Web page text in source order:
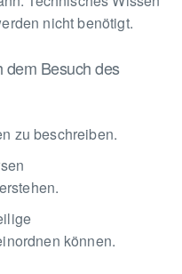
nicht benötigt.
dem Besuch des
zu beschreiben.
können.